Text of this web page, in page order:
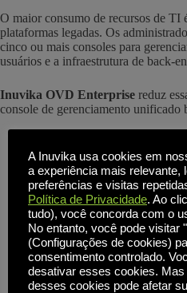
O maior consumo de recursos de TI
plataformas legadas. Os
cinco ou mais consoles para
usuários e a infraestrutura de back-
Inuvika OVD Enterprise reduz
console de gerenciamento unificado
Linux, sessões de usuário e
de uma única tela.
Conhecimento rápido:
semanas de certificação
para que profissionais de TI
especialistas em menos de um
Provisionamento
em ambientes de nuvem
semanas, usando ferramentas
A Inuvika usa cookies em
a experiência mais relevante,
preferências e visitas
Política de Privacidade. Ao
tudo), você concorda com o
No entanto, você pode visitar
(Configurações de cookies)
consentimento controlado.
desativar esses cookies.
desses cookies pode afetar